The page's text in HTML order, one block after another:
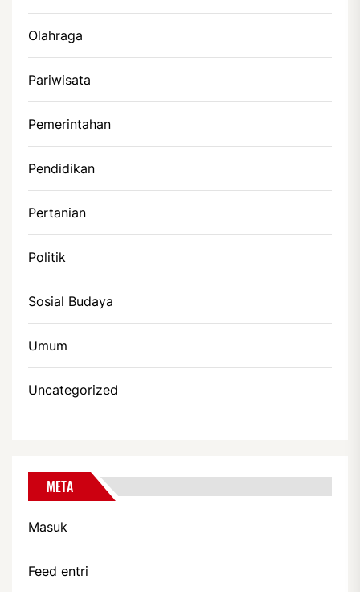
Olahraga
Pariwisata
Pemerintahan
Pendidikan
Pertanian
Politik
Sosial Budaya
Umum
Uncategorized
META
Masuk
Feed entri